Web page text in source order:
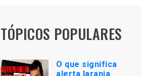
TÓPICOS POPULARES
O que significa
alerta laranja